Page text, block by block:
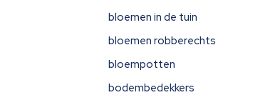
bloemen in de tuin
bloemen robberechts
bloempotten
bodembedekkers